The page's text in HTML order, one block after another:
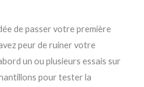
de passer votre première
peur de ruiner votre
un ou plusieurs essais sur
pour tester la